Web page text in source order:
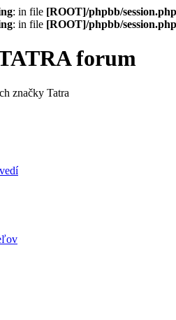
: in file [ROOT]/phpbb/session.php
: in file [ROOT]/phpbb/session.php
forum
značky Tatra